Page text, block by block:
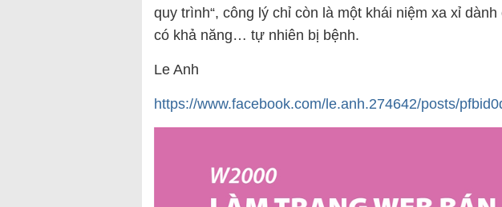
quy trình“, công lý chỉ còn là một khái niệm xa xỉ
có khả năng… tự nhiên bị bệnh.
Le Anh
https://www.facebook.com/le.anh.274642/posts/